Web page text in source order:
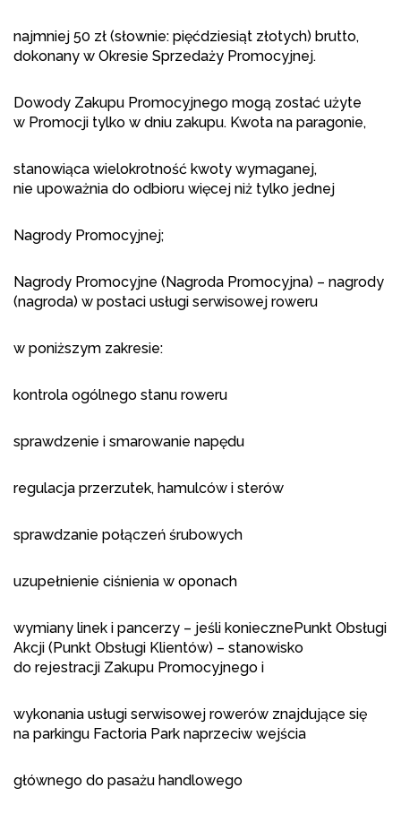
najmniej 50 zł (słownie: pięćdziesiąt złotych) brutto,
dokonany w Okresie Sprzedaży Promocyjnej.
Dowody Zakupu Promocyjnego mogą zostać użyte
w Promocji tylko w dniu zakupu. Kwota na paragonie,
stanowiąca wielokrotność kwoty wymaganej,
nie upoważnia do odbioru więcej niż tylko jednej
Nagrody Promocyjnej;
Nagrody Promocyjne (Nagroda Promocyjna) – nagrody
(nagroda) w postaci usługi serwisowej roweru
w poniższym zakresie:
kontrola ogólnego stanu roweru
sprawdzenie i smarowanie napędu
regulacja przerzutek, hamulców i sterów
sprawdzanie połączeń śrubowych
uzupełnienie ciśnienia w oponach
wymiany linek i pancerzy – jeśli koniecznePunkt Obsługi
Akcji (Punkt Obsługi Klientów) – stanowisko
do rejestracji Zakupu Promocyjnego i
wykonania usługi serwisowej rowerów znajdujące się
na parkingu Factoria Park naprzeciw wejścia
głównego do pasażu handlowego